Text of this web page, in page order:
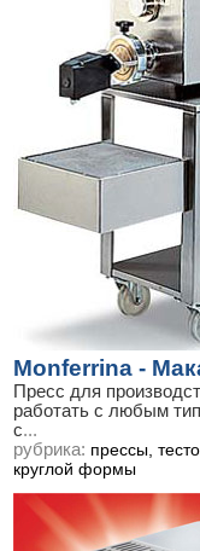
Monferrina -
Пресс для
работать с любым
с...
рубрика: прессы,
круглой формы